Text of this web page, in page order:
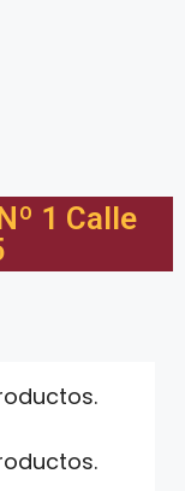
1 Calle